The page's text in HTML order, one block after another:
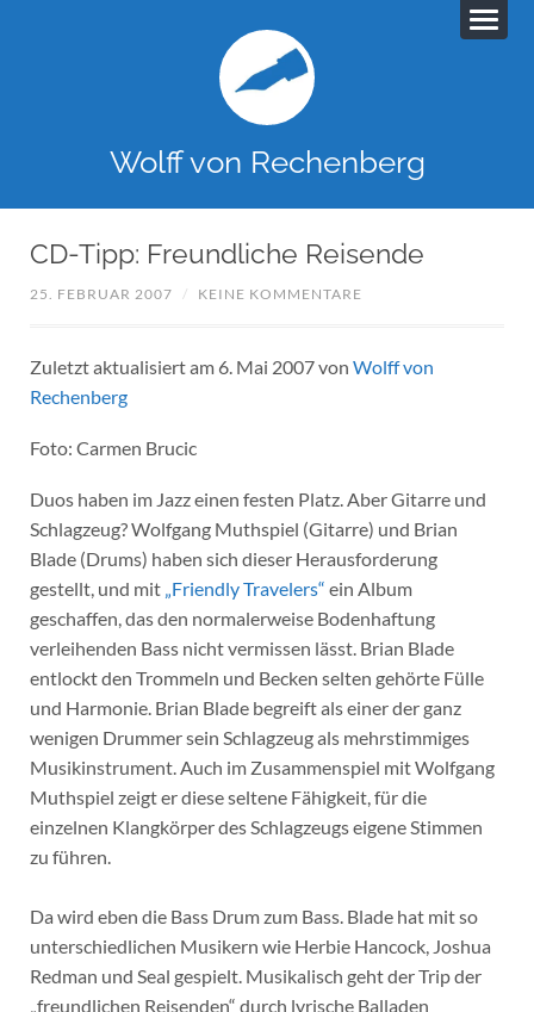
Wolff von Rechenberg
CD-Tipp: Freundliche Reisende
25. FEBRUAR 2007 / KEINE KOMMENTARE
Zuletzt aktualisiert am 6. Mai 2007 von Wolff von
Rechenberg
Foto: Carmen Brucic
Duos haben im Jazz einen festen Platz. Aber Gitarre und
Schlagzeug? Wolfgang Muthspiel (Gitarre) und Brian
Blade (Drums) haben sich dieser Herausforderung
gestellt, und mit „Friendly Travelers“ ein Album
geschaffen, das den normalerweise Bodenhaftung
verleihenden Bass nicht vermissen lässt. Brian Blade
entlockt den Trommeln und Becken selten gehörte Fülle
und Harmonie. Brian Blade begreift als einer der ganz
wenigen Drummer sein Schlagzeug als mehrstimmiges
Musikinstrument. Auch im Zusammenspiel mit Wolfgang
Muthspiel zeigt er diese seltene Fähigkeit, für die
einzelnen Klangkörper des Schlagzeugs eigene Stimmen
zu führen.
Da wird eben die Bass Drum zum Bass. Blade hat mit so
unterschiedlichen Musikern wie Herbie Hancock, Joshua
Redman und Seal gespielt. Musikalisch geht der Trip der
„freundlichen Reisenden“ durch lyrische Balladen